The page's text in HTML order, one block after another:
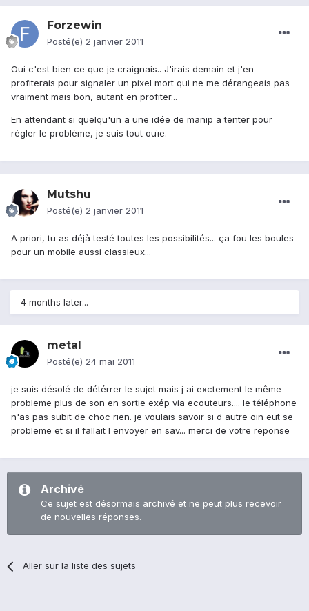
Forzewin
Posté(e) 2 janvier 2011
Oui c'est bien ce que je craignais.. J'irais demain et j'en
profiterais pour signaler un pixel mort qui ne me dérangeais pas
vraiment mais bon, autant en profiter...
En attendant si quelqu'un a une idée de manip a tenter pour
régler le problème, je suis tout ouïe.
Mutshu
Posté(e) 2 janvier 2011
A priori, tu as déjà testé toutes les possibilités... ça fou les boules
pour un mobile aussi classieux...
4 months later...
metal
Posté(e) 24 mai 2011
je suis désolé de détérrer le sujet mais j ai exctement le même
probleme plus de son en sortie exép via ecouteurs.... le téléphone
n'as pas subit de choc rien. je voulais savoir si d autre oin eut se
probleme et si il fallait l envoyer en sav... merci de votre reponse
Archivé
Ce sujet est désormais archivé et ne peut plus recevoir
de nouvelles réponses.
Aller sur la liste des sujets